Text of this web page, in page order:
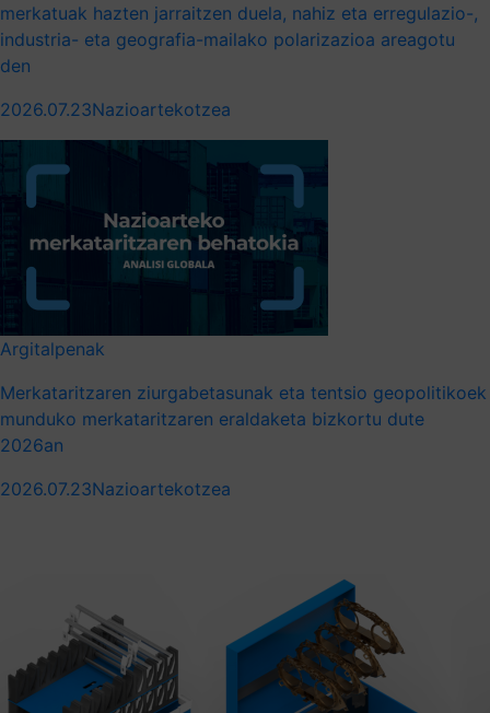
merkatuak hazten jarraitzen duela, nahiz eta erregulazio-,
industria- eta geografia-mailako polarizazioa areagotu
den
2026.07.23Nazioartekotzea
Argitalpenak
Merkataritzaren ziurgabetasunak eta tentsio geopolitikoek
munduko merkataritzaren eraldaketa bizkortu dute
2026an
2026.07.23Nazioartekotzea